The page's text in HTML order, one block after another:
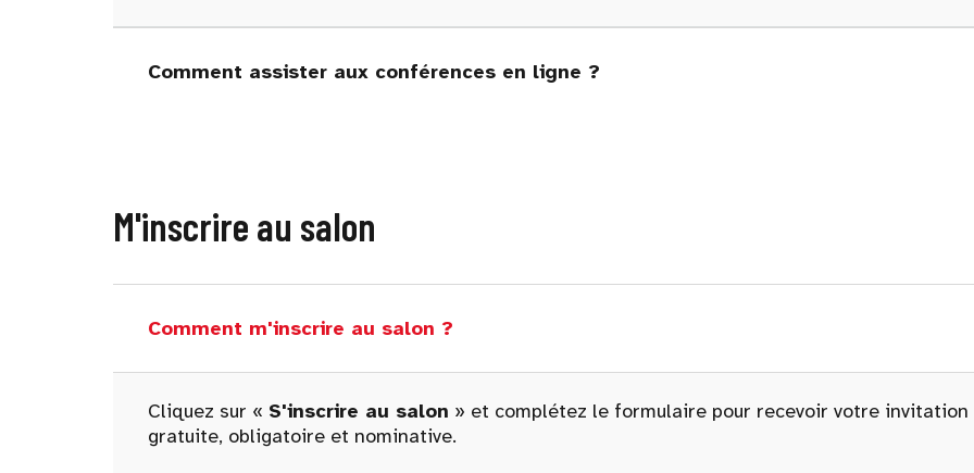
Comment assister aux conférences en ligne ?
M'inscrire au salon
Comment m'inscrire au salon ?
Cliquez sur « S'inscrire au salon » et complétez le formulaire pour recevoir votre
gratuite, obligatoire et nominative.